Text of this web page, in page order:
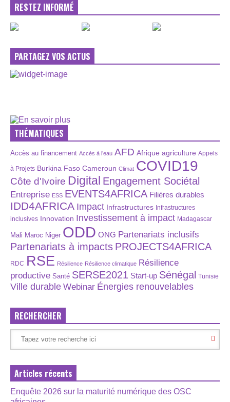
RESTEZ INFORMÉ
PARTAGEZ VOS ACTUS
THÉMATIQUES
Accès au financement Accès à l’eau AFD Afrique agriculture Appels
à Projets Burkina Faso Cameroun Climat COVID19
Côte d'Ivoire Digital Engagement Sociétal
Entreprise ESS EVENTS4AFRICA Filières durables
IDD4AFRICA Impact Infrastructures Infrastructures
inclusives Innovation Investissement à impact Madagascar
Mali Maroc Niger ODD ONG Partenariats inclusifs
Partenariats à impacts PROJECTS4AFRICA
RDC RSE Résilience Résilience climatique Résilience
productive Santé SERSE2021 Start-up Sénégal Tunisie
Ville durable Webinar Énergies renouvelables
RECHERCHER
Articles récents
Enquête 2026 sur la maturité numérique des OSC